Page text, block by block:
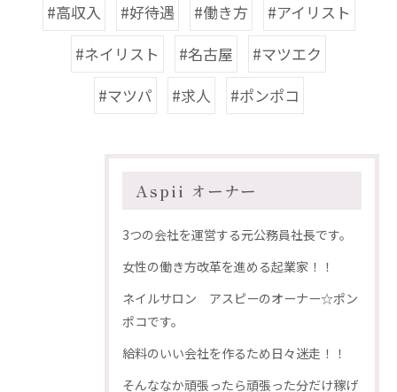
#高収入 #好待遇 #働き方
#アイリスト
#ネイリスト
#名古屋
#マツエク
#マツパ
#求人 #ポンポコ
Aspii オーナー
3つの会社を運営する元公務員社長です。
女性の働き方改革を進める起業家！！
ネイルサロン アスピーのオーナー☆ポン
ポコです。
給料のいい会社を作るため日々迷走！！
そんななか頑張ったら頑張った分だけ稼げ